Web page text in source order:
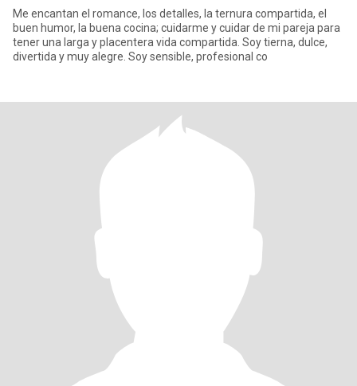
Me encantan el romance, los detalles, la ternura compartida, el
buen humor, la buena cocina; cuidarme y cuidar de mi pareja para
tener una larga y placentera vida compartida. Soy tierna, dulce,
divertida y muy alegre. Soy sensible, profesional co